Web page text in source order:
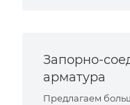
Запорно-
арматура
Предлагаем